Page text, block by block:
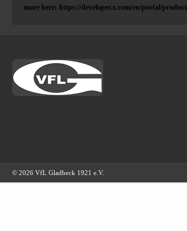
more here: https://developer.x.com/en/portal/product
© 2026 VfL Gladbeck 1921 e.V.